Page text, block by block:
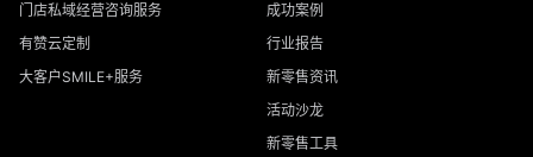
门店私域经营咨询服务
有赞云定制
大客户SMILE+服务
成功案例
行业报告
新零售资讯
活动沙龙
新零售工具